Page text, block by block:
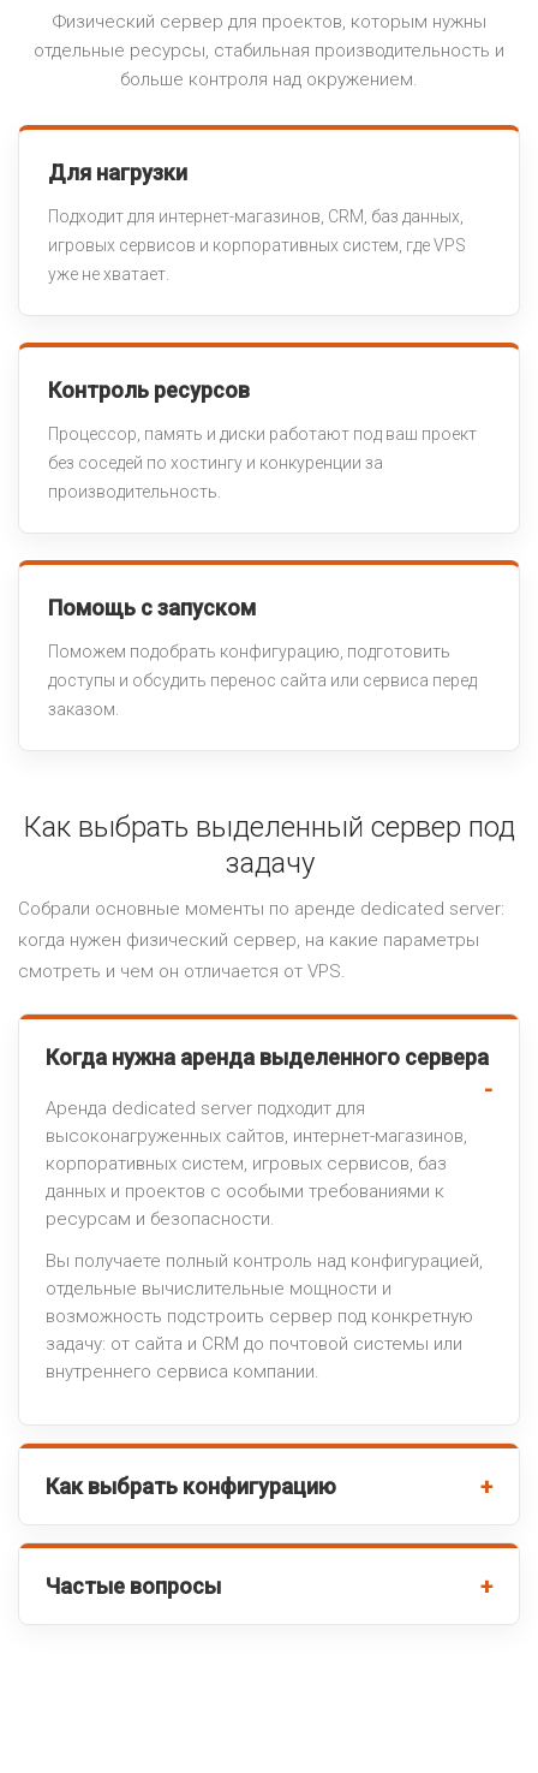
Физический сервер для проектов, которым нужны
отдельные ресурсы, стабильная производительность и
больше контроля над окружением.
Для нагрузки
Подходит для интернет-магазинов, CRM, баз данных,
игровых сервисов и корпоративных систем, где VPS
уже не хватает.
Контроль ресурсов
Процессор, память и диски работают под ваш проект
без соседей по хостингу и конкуренции за
производительность.
Помощь с запуском
Поможем подобрать конфигурацию, подготовить
доступы и обсудить перенос сайта или сервиса перед
заказом.
Как выбрать выделенный сервер под
задачу
Собрали основные моменты по аренде dedicated server:
когда нужен физический сервер, на какие параметры
смотреть и чем он отличается от VPS.
Когда нужна аренда выделенного сервера
Аренда dedicated server подходит для
высоконагруженных сайтов, интернет-магазинов,
корпоративных систем, игровых сервисов, баз
данных и проектов с особыми требованиями к
ресурсам и безопасности.
Вы получаете полный контроль над конфигурацией,
отдельные вычислительные мощности и
возможность подстроить сервер под конкретную
задачу: от сайта и CRM до почтовой системы или
внутреннего сервиса компании.
Как выбрать конфигурацию
Частые вопросы